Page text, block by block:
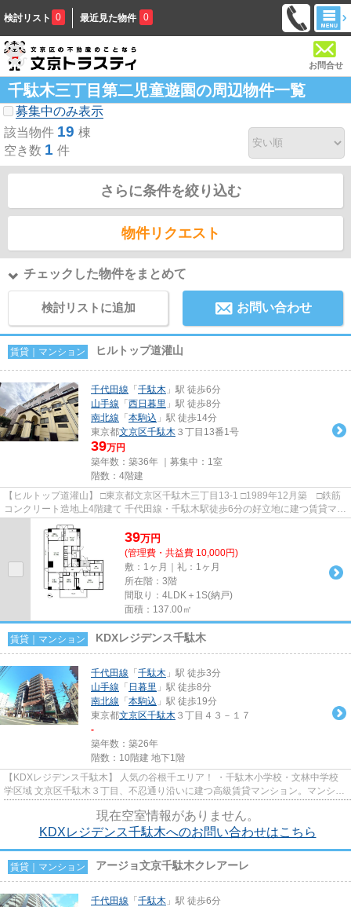
検討リスト 0 最近見た物件 0
お問合せ
千駄木三丁目第二児童遊園の周辺物件一覧
募集中のみ表示
該当物件 19 棟
空き数 1 件
さらに条件を絞り込む
物件リクエスト
チェックした物件をまとめて
検討リストに追加 お問い合わせ
賃貸｜マンション ヒルトップ道灌山
千代田線 「 千駄木 」駅 徒歩6分
山手線 「 西日暮里 」駅 徒歩8分
南北線 「 本駒込 」駅 徒歩14分
東京都文京区千駄木 ３丁目13番1号
39万円
築年数：築36年 ｜募集中： 1室
階数：4階建
【ヒルトップ道灌山】 □東京都文京区千駄木三丁目13-1 □1989年12月築 □鉄筋
コンクリート造地上4階建て 千代田線・千駄木駅徒歩6分の好立地に建つ賃貸マン
39万円
(管理費・共益費 10,000円)
敷：1ヶ月｜礼：1ヶ月
所在階：3階
間取り：4LDK＋1S(納戸)
面積：137.00㎡
賃貸｜マンション KDXレジデンス千駄木
千代田線 「 千駄木 」駅 徒歩3分
山手線 「 日暮里 」駅 徒歩8分
南北線 「 本駒込 」駅 徒歩19分
東京都文京区千駄木 ３丁目４３－１７
-
築年数：築26年
階数：10階建 地下1階
【KDXレジデンス千駄木】 人気の谷根千エリア！ ・千駄木小学校・文林中学校
学区域 文京区千駄木３丁目、不忍通り沿いに建つ高級賃貸マンション。マンショ
現在空室情報がありません。
KDXレジデンス千駄木へのお問い合わせはこちら
賃貸｜マンション アージョ文京千駄木クレアーレ
千代田線 「 千駄木 」駅 徒歩6分